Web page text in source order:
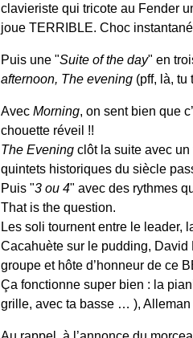
clavieriste qui tricote au Fender
joue TERRIBLE. Choc
Puis une "Suite of the day" en
afternoon, The evening (pff, là, tu
Avec Morning, on sent bien que
chouette réveil !!
The Evening clôt la suite avec
quintets historiques du siècle
Puis "3 ou 4" avec des rythmes
That is the question.
Les soli tournent entre le leader,
Cacahuète sur le pudding, David
groupe et hôte d’honneur de ce
Ça fonctionne super bien : la
grille, avec ta basse … ),